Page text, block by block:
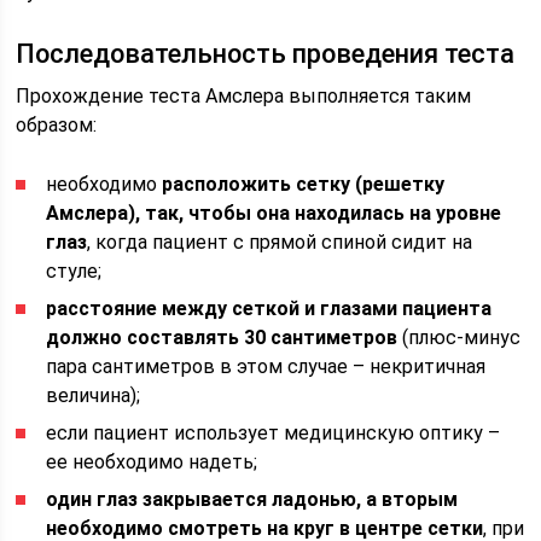
Последовательность проведения теста
Прохождение теста Амслера выполняется таким
образом:
необходимо расположить сетку (решетку
Амслера), так, чтобы она находилась на уровне
глаз, когда пациент с прямой спиной сидит на
стуле;
расстояние между сеткой и глазами пациента
должно составлять 30 сантиметров (плюс-минус
пара сантиметров в этом случае – некритичная
величина);
если пациент использует медицинскую оптику –
ее необходимо надеть;
один глаз закрывается ладонью, а вторым
необходимо смотреть на круг в центре сетки, при